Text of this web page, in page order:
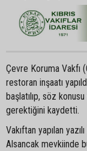
Çevre Koruma Vakfı
restoran inşaatı
başlatılıp, söz
gerektiğini kaydetti.
Vakıftan yapılan
Alsancak mevkiinde